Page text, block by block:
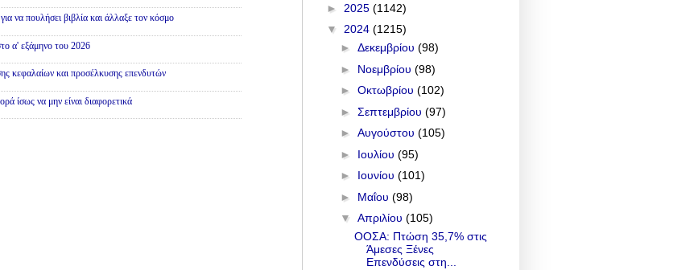
να πουλήσει βιβλία και άλλαξε τον κόσμο
α' εξάμηνο του 2026
κεφαλαίων και προσέλκυσης επενδυτών
ίσως να μην είναι διαφορετικά
► 2025 (1142)
▼ 2024 (1215)
► Δεκεμβρίου (98)
► Νοεμβρίου (98)
► Οκτωβρίου (102)
► Σεπτεμβρίου (97)
► Αυγούστου (105)
► Ιουλίου (95)
► Ιουνίου (101)
► Μαΐου (98)
▼ Απριλίου (105)
ΟΟΣΑ: Πτώση 35,7% στις
Άμεσες Ξένες
Επενδύσεις στη...